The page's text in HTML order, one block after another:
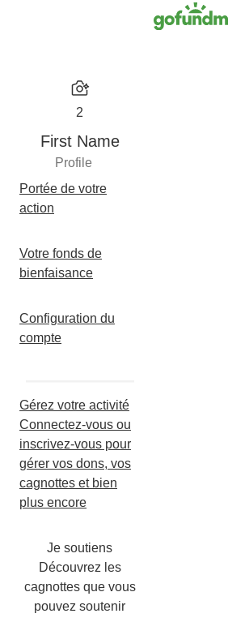
2
First Name
Profile
Portée de votre
action
Votre fonds de
bienfaisance
Configuration du
compte
Gérez votre activité
Connectez-vous ou
inscrivez-vous pour
gérer vos dons, vos
cagnottes et bien
plus encore
Je soutiens
Découvrez les
cagnottes que vous
pouvez soutenir